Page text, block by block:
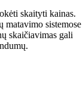
skaityti kainas.
matavimo sistemose
skaičiavimas gali